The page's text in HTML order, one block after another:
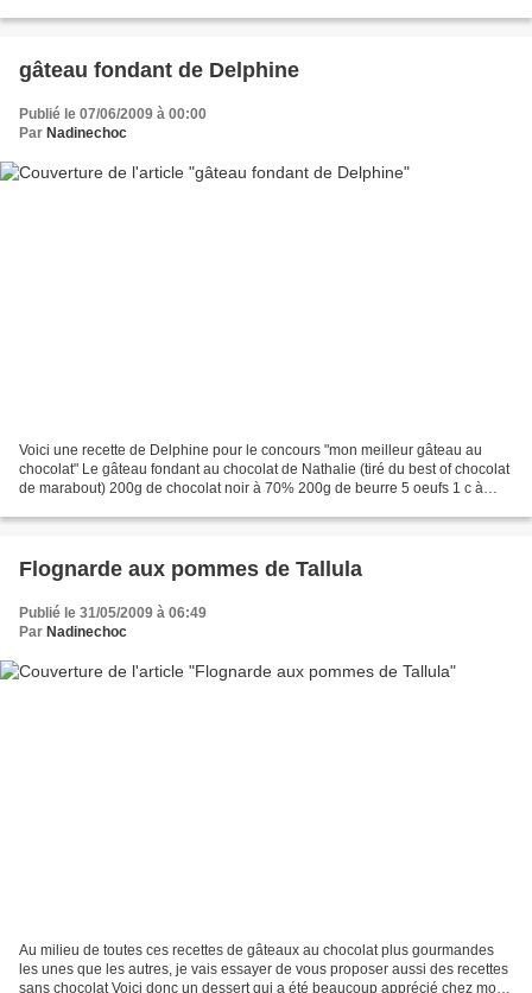
gâteau fondant de Delphine
Publié le 07/06/2009 à 00:00
Par Nadinechoc
Voici une recette de Delphine pour le concours "mon meilleur gâteau au
chocolat" Le gâteau fondant au chocolat de Nathalie (tiré du best of chocolat
de marabout) 200g de chocolat noir à 70% 200g de beurre 5 oeufs 1 c à
Flognarde aux pommes de Tallula
Publié le 31/05/2009 à 06:49
Par Nadinechoc
Au milieu de toutes ces recettes de gâteaux au chocolat plus gourmandes
les unes que les autres, je vais essayer de vous proposer aussi des recettes
sans chocolat Voici donc un dessert qui a été beaucoup apprécié chez moi,